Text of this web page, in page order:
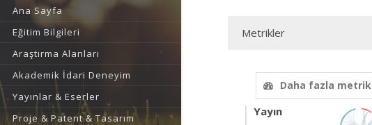
Ana Sayfa
Eğitim Bilgileri
Araştırma Alanları
Akademik İdari Deneyim
Yayınlar & Eserler
Proje & Patent & Tasarım
Metrikler
Daha fazla metrik
Yayın